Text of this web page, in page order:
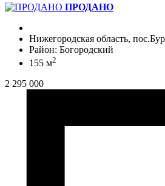
ПРОДАНО
Нижегородская область,
Район: Богородский
155 м2
2 295 000